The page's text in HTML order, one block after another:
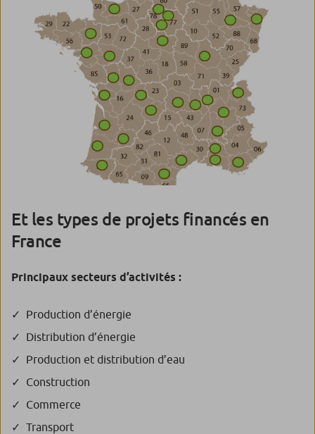
Et les types de projets financés en
France
Principaux secteurs d’activités :
Production d’énergie
Distribution d’énergie
Production et distribution d’eau
Construction
Commerce
Transport